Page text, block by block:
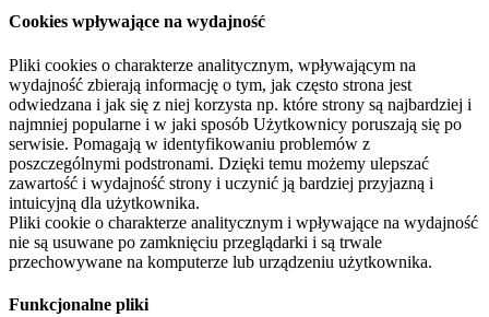
Cookies wpływające na wydajność
Pliki cookies o charakterze analitycznym, wpływającym na
wydajność zbierają informację o tym, jak często strona jest
odwiedzana i jak się z niej korzysta np. które strony są najbardziej i
najmniej popularne i w jaki sposób Użytkownicy poruszają się po
serwisie. Pomagają w identyfikowaniu problemów z
poszczególnymi podstronami. Dzięki temu możemy ulepszać
zawartość i wydajność strony i uczynić ją bardziej przyjazną i
intuicyjną dla użytkownika.
Pliki cookie o charakterze analitycznym i wpływające na wydajność
nie są usuwane po zamknięciu przeglądarki i są trwale
przechowywane na komputerze lub urządzeniu użytkownika.
Funkcjonalne pliki